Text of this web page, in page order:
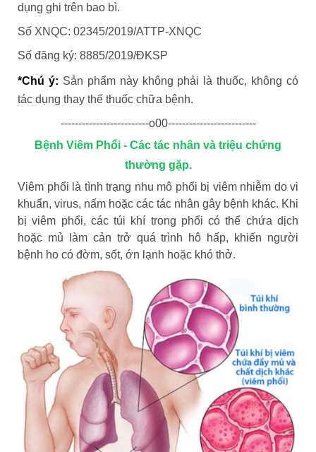
dụng ghi trên bao bì.
Số XNQC: 02345/2019/ATTP-XNQC
Số đăng ký: 8885/2019/ĐKSP
*Chú ý: Sản phẩm này không phải là thuốc, không có
tác dụng thay thế thuốc chữa bệnh.
-------------------------o00-------------------------
Bệnh Viêm Phổi - Các tác nhân và triệu chứng
thường gặp.
Viêm phổi là tình trạng nhu mô phổi bị viêm nhiễm do vi
khuẩn, virus, nấm hoặc các tác nhân gây bệnh khác. Khi
bị viêm phổi, các túi khí trong phổi có thể chứa dịch
hoặc mủ làm cản trở quá trình hô hấp, khiến người
bệnh ho có đờm, sốt, ớn lạnh hoặc khó thở.